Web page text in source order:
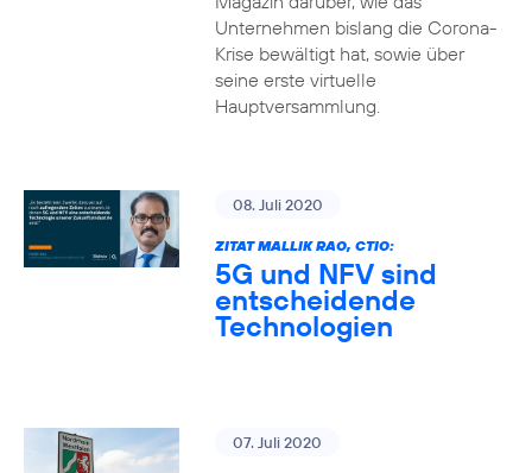
Unternehmen bislang die Corona-
Krise bewältigt hat, sowie über
seine erste virtuelle
Hauptversammlung.
08. Juli 2020
ZITAT MALLIK RAO, CTIO:
5G und NFV sind
entscheidende
Technologien
07. Juli 2020